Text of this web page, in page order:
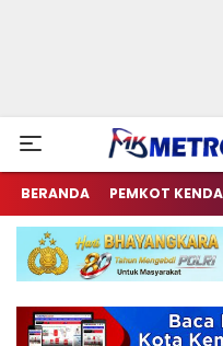
Berita Terkini
BERANDA PEMKOT